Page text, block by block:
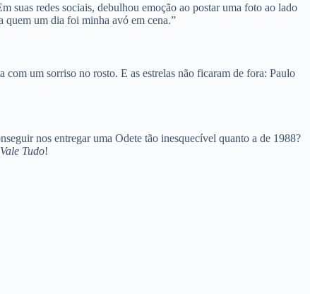
suas redes sociais, debulhou emoção ao postar uma foto ao lado
quem um dia foi minha avó em cena.”
um sorriso no rosto. E as estrelas não ficaram de fora: Paulo
nos entregar uma Odete tão inesquecível quanto a de 1988?
Vale Tudo!